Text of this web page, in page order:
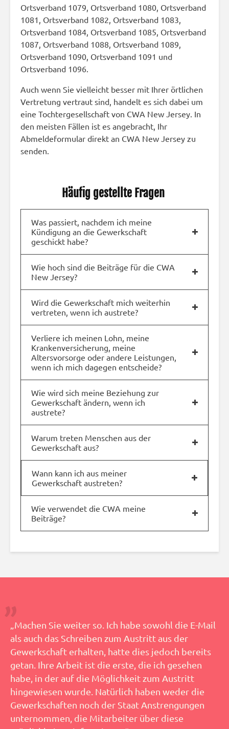
Ortsverband 1079, Ortsverband 1080, Ortsverband
1081, Ortsverband 1082, Ortsverband 1083,
Ortsverband 1084, Ortsverband 1085, Ortsverband
1087, Ortsverband 1088, Ortsverband 1089,
Ortsverband 1090, Ortsverband 1091 und
Ortsverband 1096.
Auch wenn Sie vielleicht besser mit Ihrer örtlichen
Vertretung vertraut sind, handelt es sich dabei um
eine Tochtergesellschaft von CWA New Jersey. In
den meisten Fällen ist es angebracht, Ihr
Abmeldeformular direkt an CWA New Jersey zu
senden.
Häufig gestellte Fragen
Was passiert, nachdem ich meine
Kündigung an die Gewerkschaft
geschickt habe?
Wie hoch sind die Beiträge für die CWA
New Jersey?
Wird die Gewerkschaft mich weiterhin
vertreten, wenn ich austrete?
Verliere ich meinen Lohn, meine
Krankenversicherung, meine
Altersvorsorge oder andere Leistungen,
wenn ich mich dagegen entscheide?
Wie wird sich meine Beziehung zur
Gewerkschaft ändern, wenn ich
austrete?
Warum treten Menschen aus der
Gewerkschaft aus?
Wann kann ich aus meiner
Gewerkschaft austreten?
Wie verwendet die CWA meine
Beiträge?
„Machen Sie weiter so. Ich habe sowohl die E-Mail
als auch das Schreiben zum Austritt aus der
Gewerkschaft erhalten, hatte dies jedoch bereits
getan. Ihre Arbeit ist die erste, die ich gesehen
habe, in der auf die Möglichkeit zum Austritt
hingewiesen wurde. Natürlich haben weder die
Gewerkschaften noch der Staat Anstrengungen
unternommen, die Mitarbeiter über diese